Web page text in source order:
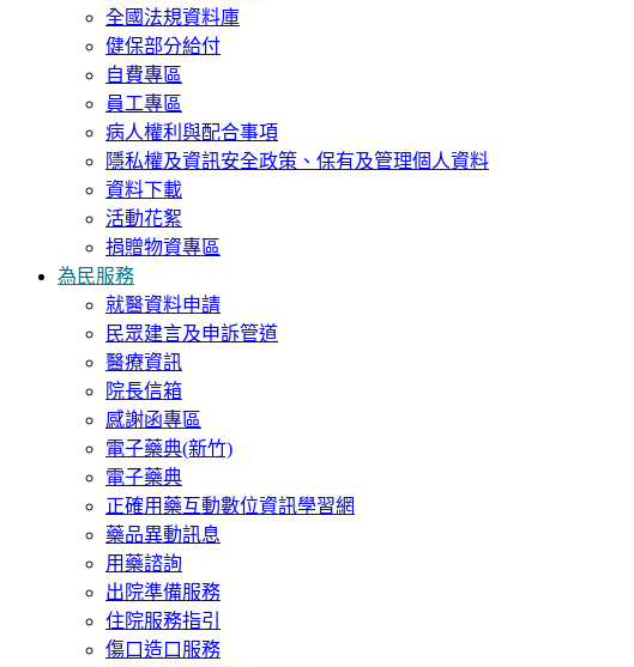
全國法規資料庫
健保部分給付
自費專區
員工專區
病人權利與配合事項
隱私權及資訊安全政策、保有及管理個人資料
資料下載
活動花絮
捐贈物資專區
為民服務
就醫資料申請
民眾建言及申訴管道
醫療資訊
院長信箱
感謝函專區
電子藥典(新竹)
電子藥典
正確用藥互動數位資訊學習網
藥品異動訊息
用藥諮詢
出院準備服務
住院服務指引
傷口造口服務